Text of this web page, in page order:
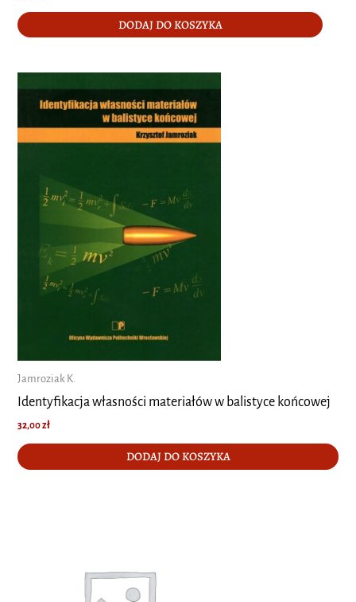
DODAJ DO KOSZYKA
Jamroziak K.
Identyfikacja własności materiałów w balistyce końcowej
32,00zł
DODAJ DO KOSZYKA